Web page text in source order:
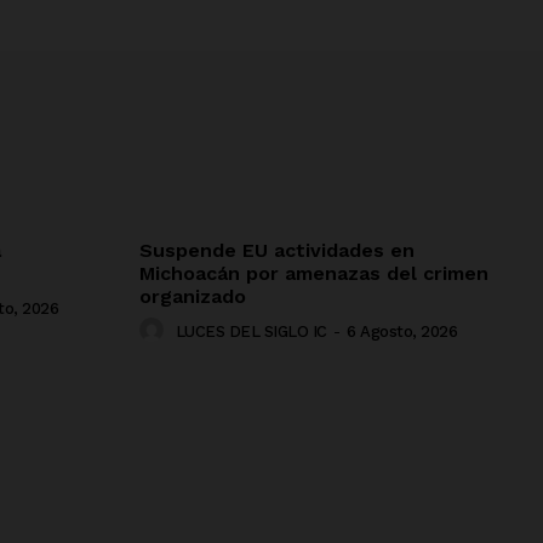
2026
Suspende EU actividades en
Michoacán por amenazas del crimen
organizado
LUCES DEL SIGLO IC - 6 Agosto, 2026